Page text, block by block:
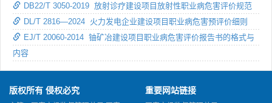
DB22/T 3050-2019 放射诊疗建设项目放射性职业病危害评价规范
DL/T 2816—2024 火力发电企业建设项目职业病危害预评价细则
EJ/T 20060-2014 铀矿冶建设项目职业病危害评价报告书的格式与
内容
版权所有 侵权必究 重要网站链接